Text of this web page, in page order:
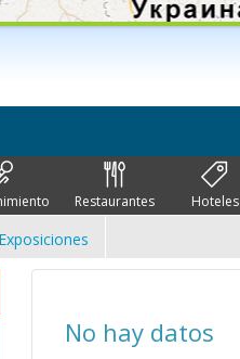
Restaurantes Hoteles
Exposiciones
No hay datos